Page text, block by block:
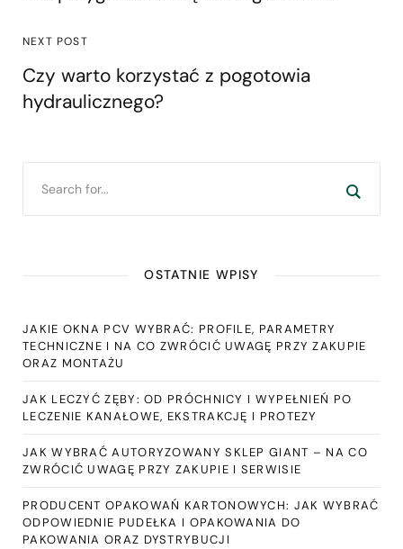
NEXT POST
Czy warto korzystać z pogotowia
hydraulicznego?
OSTATNIE WPISY
JAKIE OKNA PCV WYBRAĆ: PROFILE, PARAMETRY
TECHNICZNE I NA CO ZWRÓCIĆ UWAGĘ PRZY ZAKUPIE
ORAZ MONTAŻU
JAK LECZYĆ ZĘBY: OD PRÓCHNICY I WYPEŁNIEŃ PO
LECZENIE KANAŁOWE, EKSTRAKCJĘ I PROTEZY
JAK WYBRAĆ AUTORYZOWANY SKLEP GIANT – NA CO
ZWRÓCIĆ UWAGĘ PRZY ZAKUPIE I SERWISIE
PRODUCENT OPAKOWAŃ KARTONOWYCH: JAK WYBRAĆ
ODPOWIEDNIE PUDEŁKA I OPAKOWANIA DO
PAKOWANIA ORAZ DYSTRYBUCJI